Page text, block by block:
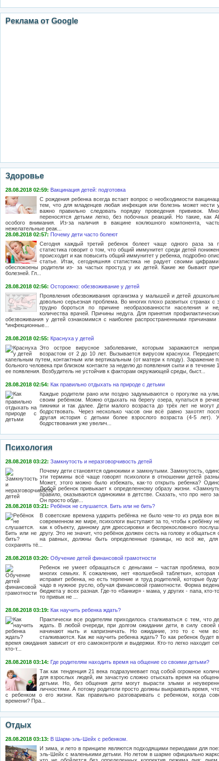
Реклама от Google
Здоровье
28.08.2018 02:59: Вакцинация детей: подготовка
С рождения ребенка всегда встает вопрос о необходимости
тем, что для младенцев любая инфекция или болезнь может нести
важно правильно следовать порядку проведения прививок.
переносятся детьми легко, без побочных реакций. Но такие, как
особого внимания. Из-за наличия в вакцине коклюшного компонента,
нежелательные реак...
28.08.2018 02:57: Почему дети часто болеют
Сегодня каждый третий ребенок болеет чаще одного раза за
статистика говорит о том, что общий иммунитет среди детей
происходит и как повысить общий иммунитет у ребенка, подробно
статье. Итак, сегодняшняя статистика не радует своими
обеспокоены родители из- за частых простуд у их детей. Какие же бывают
болезней. Гл...
28.08.2018 02:56: Осторожно: обезвоживание у детей
Проявления обезвоживания организма у малышей и детей
довольно серьезная проблема. Во многих плохо развитых странах с
трудно бороться по причине необразованности населения и
количества врачей. Причины недуга. Для принятия
обезвоживания у детей ознакомимся с наиболее распространенными причинами
*инфекционные...
28.08.2018 02:55: Краснуха у детей
Это острое вирусное заболевание, которым заражаются
возрастом от 2 до 10 лет. Вызывается вирусом краснухи.
капельным путем, контактным или вертикальным (от матери к плоду). Заражение
больного человека при близком контакте за неделю до появления сыпи и в течение
ее появления. Возбудитель не устойчив к факторам окружающей среды, быст...
28.08.2018 02:54: Как правильно отдыхать на природе с детьми
Каждые родители рано или поздно задумываются о прогулке на
своим ребёнком. Можно отдыхать на берегу озера, купаться в
пикники и так далее. Дети малого возраста до трёх лет не могут
бодрствовать. Через несколько часов они всё равно захотят
другая история с детьми более взрослого возраста (4-5 лет).
бодрствования уже увелич...
Психология
28.08.2018 03:22: Замкнутость и неразговорчивость детей
Почему дети становятся одинокими и замкнутыми. Замкнутость,
эти термины всё чаще говорят психологи в отношении детей
Может, этого можно было избежать, как-то открыть ребенка?
Любой ребенок привыкает к определенному образу жизни.
правило, оказываются одинокими в детстве. Сказать, что про него
Он просто обде...
28.08.2018 03:21: Ребёнок не слушается. Бить или не бить?
В советские времена ударить ребёнка не было чем-то из ряда вон
современном же мире, психологи выступают за то, чтобы к ребёнку
как к объекту, данному для дрессировки и беспрекословного
другу. Это не значит, что ребёнок должен сесть на голову и общаться
на равных, должны быть определенные границы, но всё же, для
сохранять тё...
28.08.2018 03:20: Обучение детей финансовой грамотности
Ребенок не умеет обращаться с деньгами – частая проблема,
многих семьях. К сожалению, нет «волшебной таблетки», которая
исправит ребенка, но есть терпение и труд родителей, которые
чадо в нужное русло, обучая финансовой грамотности. Форма
бюджета у всех разная. Где-то «банкир» - мама, у других - папа, кто-
то привык не ...
28.08.2018 03:19: Как научить ребенка ждать?
Практически все родителям приходилось сталкиваться с тем, что
ждать. В любой очереди, при долгом ожидании дети, в силу своей
начинают ныть и капризничать. Но ожидание, это то с чем
сталкиваются. Как же научить ребенка ждать? То как ребенок будет
время ожидания зависит от его самоконтроля и выдержки. Кто-то легко находит
кто-т...
28.08.2018 03:14: Где родителям находить время на общение со своими детьми?
Так как тенденция 21 века подразумевает под собой огромное
для взрослых людей, им зачастую сложно отыскать время на
детьми. Но, без общения дети могут вырасти злыми и
личностями. А потому родители просто должны выкраивать время,
с ребенком о его жизни. Как правильно разговаривать с ребенком, когда
времени? Пра...
Отдых
28.08.2018 03:13: В Шарм-эль-Шейх с ребенком.
И зима, и лето в принципе являются подходящими периодами для
эль-Шейх с маленькими детьми. Но летом в шарме официально